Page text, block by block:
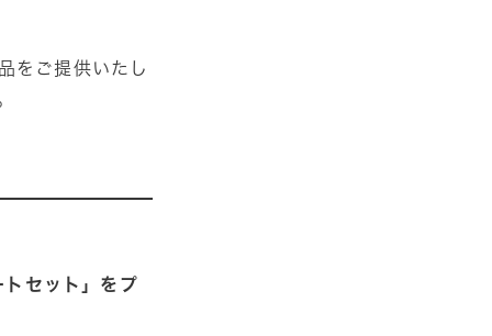
をご提供いたし
セット」をプ